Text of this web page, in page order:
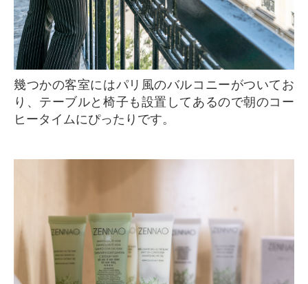
幾つかの客室にはパリ風のバルコニーがついてお
り、テーブルと椅子も設置してあるので朝のコー
ヒータイムにぴったりです。